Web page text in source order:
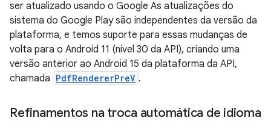
ser atualizado usando o Google As atualizações do
sistema do Google Play são independentes da versão da
plataforma, e temos suporte para essas mudanças de
volta para o Android 11 (nível 30 da API), criando uma
versão anterior ao Android 15 da plataforma da API,
chamada PdfRendererPreV .
Refinamentos na troca automática de idioma